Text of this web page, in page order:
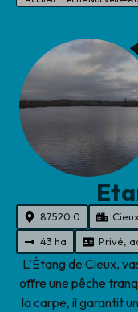
87520.0 Cieux
43 ha
Privé,
L’Étang de Cieux,
offre une pêche
la carpe, il garantit